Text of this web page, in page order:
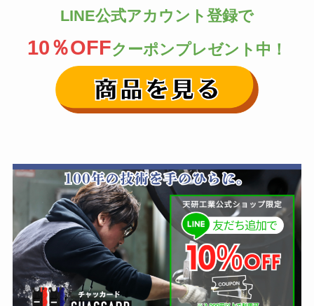
LINE公式アカウント登録で
10％OFFクーポンプレゼント中！